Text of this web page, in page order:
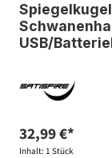
Spiegelkugel
USB/
32,99 €*
Inhalt: 1 Stück